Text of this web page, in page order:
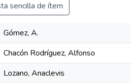
sencilla de ítem
Gómez, A.
Chacón Rodríguez, Alfonso
Lozano, Anaclevis